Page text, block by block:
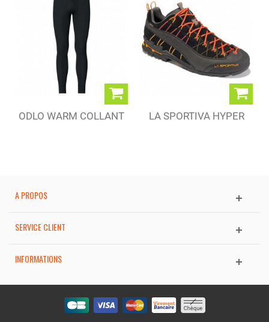
ODLO WARM COLLANT
LA SPORTIVA HYPER
A PROPOS
SERVICE CLIENT
INFORMATIONS